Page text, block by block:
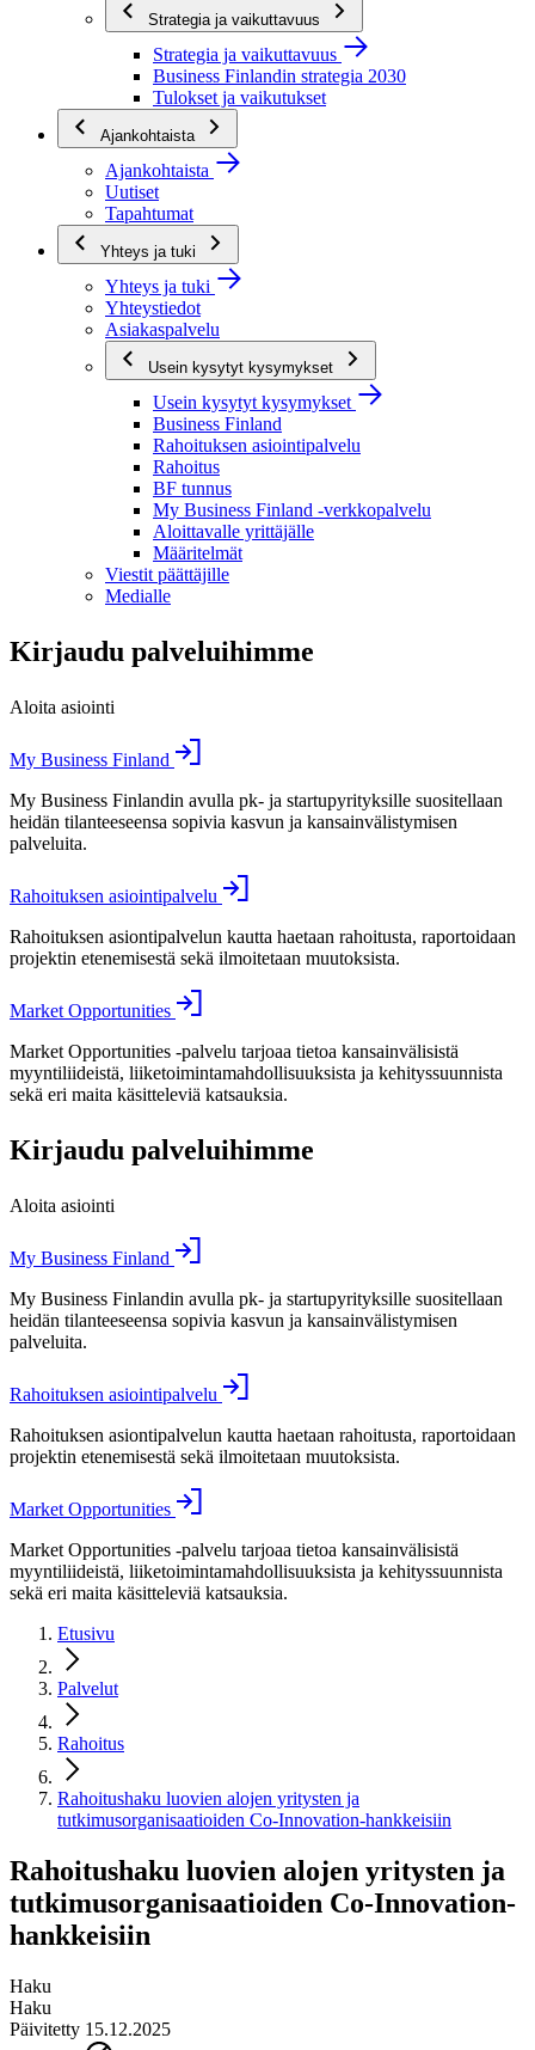
Strategia ja vaikuttavuus
Strategia ja vaikuttavuus
Business Finlandin strategia 2030
Tulokset ja vaikutukset
Ajankohtaista
Ajankohtaista
Uutiset
Tapahtumat
Yhteys ja tuki
Yhteys ja tuki
Yhteystiedot
Asiakaspalvelu
Usein kysytyt kysymykset
Usein kysytyt kysymykset
Business Finland
Rahoituksen asiointipalvelu
Rahoitus
BF tunnus
My Business Finland -verkkopalvelu
Aloittavalle yrittäjälle
Määritelmät
Viestit päättäjille
Medialle
Kirjaudu palveluihimme
Aloita asiointi
My Business Finland
My Business Finlandin avulla pk- ja startupyrityksille suositellaan
heidän tilanteeseensa sopivia kasvun ja kansainvälistymisen
palveluita.
Rahoituksen asiointipalvelu
Rahoituksen asiontipalvelun kautta haetaan rahoitusta, raportoidaan
projektin etenemisestä sekä ilmoitetaan muutoksista.
Market Opportunities
Market Opportunities -palvelu tarjoaa tietoa kansainvälisistä
myyntiliideistä, liiketoimintamahdollisuuksista ja kehityssuunnista
sekä eri maita käsitteleviä katsauksia.
Kirjaudu palveluihimme
Aloita asiointi
My Business Finland
My Business Finlandin avulla pk- ja startupyrityksille suositellaan
heidän tilanteeseensa sopivia kasvun ja kansainvälistymisen
palveluita.
Rahoituksen asiointipalvelu
Rahoituksen asiontipalvelun kautta haetaan rahoitusta, raportoidaan
projektin etenemisestä sekä ilmoitetaan muutoksista.
Market Opportunities
Market Opportunities -palvelu tarjoaa tietoa kansainvälisistä
myyntiliideistä, liiketoimintamahdollisuuksista ja kehityssuunnista
sekä eri maita käsitteleviä katsauksia.
Etusivu
Palvelut
Rahoitus
Rahoitushaku luovien alojen yritysten ja
tutkimusorganisaatioiden Co-Innovation-hankkeisiin
Rahoitushaku luovien alojen yritysten ja
tutkimusorganisaatioiden Co-Innovation-
hankkeisiin
Haku
Haku
Päivitetty 15.12.2025